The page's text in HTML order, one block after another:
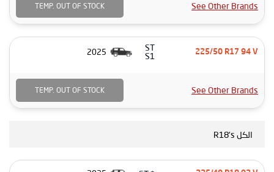
See Other Brands
TEMP. OUT OF STOCK
225/50 R17 94 V
ST
S1
2025
See Other Brands
TEMP. OUT OF STOCK
الكل R18's